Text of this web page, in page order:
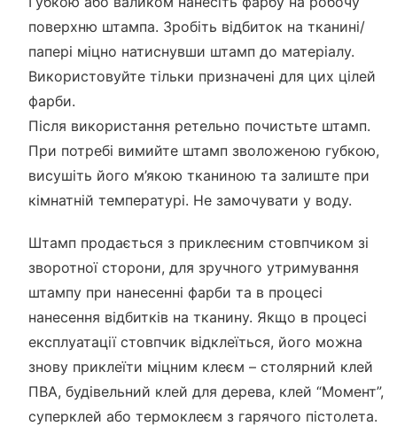
поверхню штампа. Зробіть відбиток на тканині/
папері міцно натиснувши штамп до матеріалу.
Використовуйте тільки призначені для цих цілей
фарби.
Після використання ретельно почистьте штамп.
При потребі вимийте штамп зволоженою губкою,
висушіть його м’якою тканиною та залиште при
кімнатній температурі. Не замочувати у воду.
Штамп продається з приклеєним стовпчиком зі
зворотної сторони, для зручного утримування
штампу при нанесенні фарби та в процесі
нанесення відбитків на тканину. Якщо в процесі
експлуатації стовпчик відклеїться, його можна
знову приклеїти міцним клеєм – столярний клей
ПВА, будівельний клей для дерева, клей “Момент”,
суперклей або термоклеєм з гарячого пістолета.